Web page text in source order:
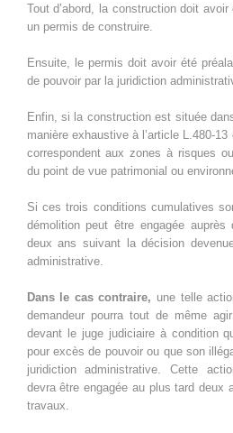
Tout d’abord, la construction doit
un permis de construire.
Ensuite, le permis doit avoir été
de pouvoir par la juridiction
Enfin, si la construction est située
manière exhaustive à l’article L.480-
correspondent aux zones à risques
du point de vue patrimonial ou
Si ces trois conditions cumulatives
démolition peut être engagée
deux ans suivant la décision
administrative.
Dans le cas contraire, une telle
demandeur pourra tout de même
devant le juge judiciaire à condition
pour excès de pouvoir ou que son
juridiction administrative. Cette
devra être engagée au plus tard deux
travaux.